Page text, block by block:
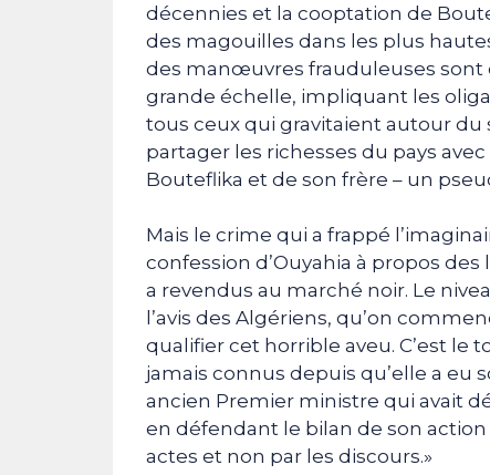
décennies et la cooptation de
des magouilles dans les plus
des manœuvres frauduleuses sont
grande échelle, impliquant les
tous ceux qui gravitaient autour du
partager les richesses du pays
Bouteflika et de son frère – un
Mais le crime qui a frappé
confession d’Ouyahia à propos des
a revendus au marché noir. Le
l’avis des Algériens, qu’on
qualifier cet horrible aveu. C’est le
jamais connus depuis qu’elle a eu
ancien Premier ministre qui avait
en défendant le bilan de son
actes et non par les discours.»